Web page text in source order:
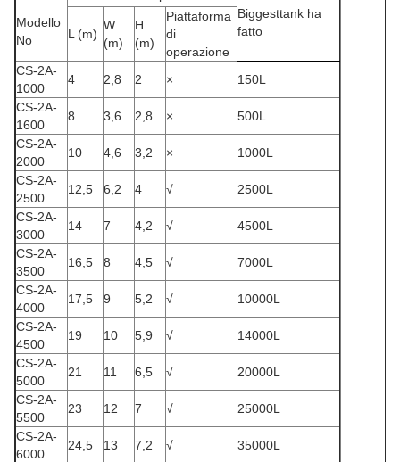
Modello
No
Biggesttank ha
fatto
L (m)
W
(m)
H
(m)
Piattaforma
di
operazione
CS-2A-
1000
4 2,8 2 ×
150L
CS-2A-
1600
8 3,6 2,8 ×
500L
CS-2A-
2000
10 4,6 3,2 ×
1000L
CS-2A-
2500
12,5 6,2 4 √
2500L
CS-2A-
3000
14 7 4,2 √
4500L
CS-2A-
3500
16,5 8 4,5 √
7000L
CS-2A-
4000
17,5 9 5,2 √
10000L
CS-2A-
4500
19 10 5,9 √
14000L
CS-2A-
5000
21 11 6,5 √
20000L
CS-2A-
5500
23 12 7 √
25000L
CS-2A-
6000
24,5 13 7,2 √
35000L